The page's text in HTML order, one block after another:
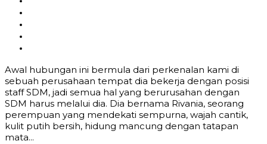
Awal hubungan ini bermula dari perkenalan kami di
sebuah perusahaan tempat dia bekerja dengan posisi
staff SDM, jadi semua hal yang berurusahan dengan
SDM harus melalui dia. Dia bernama Rivania, seorang
perempuan yang mendekati sempurna, wajah cantik,
kulit putih bersih, hidung mancung dengan tatapan
mata...